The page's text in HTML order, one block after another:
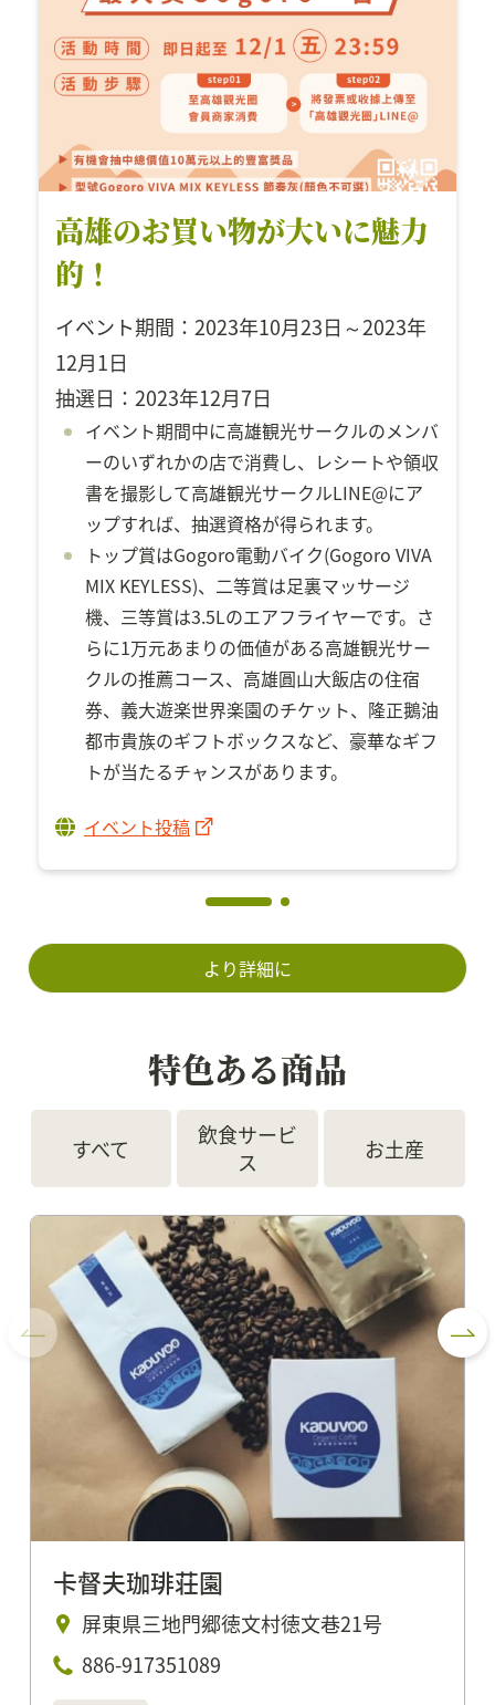
高雄のお買い物が大いに魅力
的！
イベント期間：2023年10月23日～2023年
12月1日
抽選日：2023年12月7日
イベント期間中に高雄観光サークルのメンバ
ーのいずれかの店で消費し、レシートや領収
書を撮影して高雄観光サークルLINE@にア
ップすれば、抽選資格が得られます。
トップ賞はGogoro電動バイク(Gogoro VIVA
MIX KEYLESS)、二等賞は足裏マッサージ
機、三等賞は3.5Lのエアフライヤーです。さ
らに1万元あまりの価値がある高雄観光サー
クルの推薦コース、高雄圓山大飯店の住宿
券、義大遊楽世界楽園のチケット、隆正鵝油
都市貴族のギフトボックスなど、豪華なギフ
トが当たるチャンスがあります。
イベント投稿
より詳細に
特色ある商品
すべて
飲食サービ
ス
お土産
卡督夫珈琲荘園
屏東県三地門郷徳文村徳文巷21号
886-917351089